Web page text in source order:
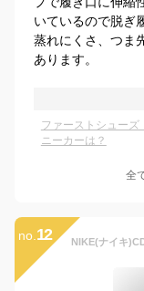
いているので脱ぎ
蒸れにくさ、つま
あります。
ファーストシューズ
ニーカーは？
全
no. 12